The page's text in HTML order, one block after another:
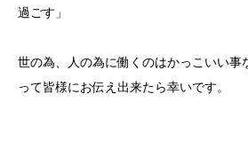
過ごす」
世の為、人の為に働くのはかっこいい事
って皆様にお伝え出来たら幸いです。